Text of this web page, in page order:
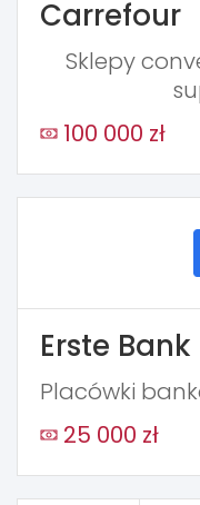
Carrefour
Sklepy
100 000 zł
Erste
Placówki
25 000 zł